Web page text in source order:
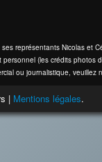
représentants Nicolas et
(les crédits photos
ou journalistique, veuillez
| Mentions légales.